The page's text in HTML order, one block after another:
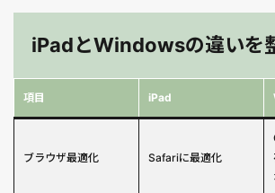
iPadとWindowsの違いを
項目 iPad
ブラウザ最適化 Safariに最適化